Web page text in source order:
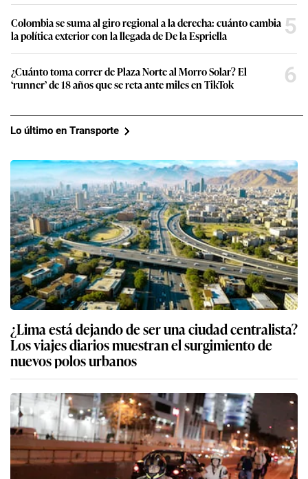
Colombia se suma al giro regional a la derecha: cuánto cambia
la política exterior con la llegada de De la Espriella
5
¿Cuánto toma correr de Plaza Norte al Morro Solar? El
‘runner’ de 18 años que se reta ante miles en TikTok
6
Lo último en Transporte
¿Lima está dejando de ser una ciudad centralista?
Los viajes diarios muestran el surgimiento de
nuevos polos urbanos